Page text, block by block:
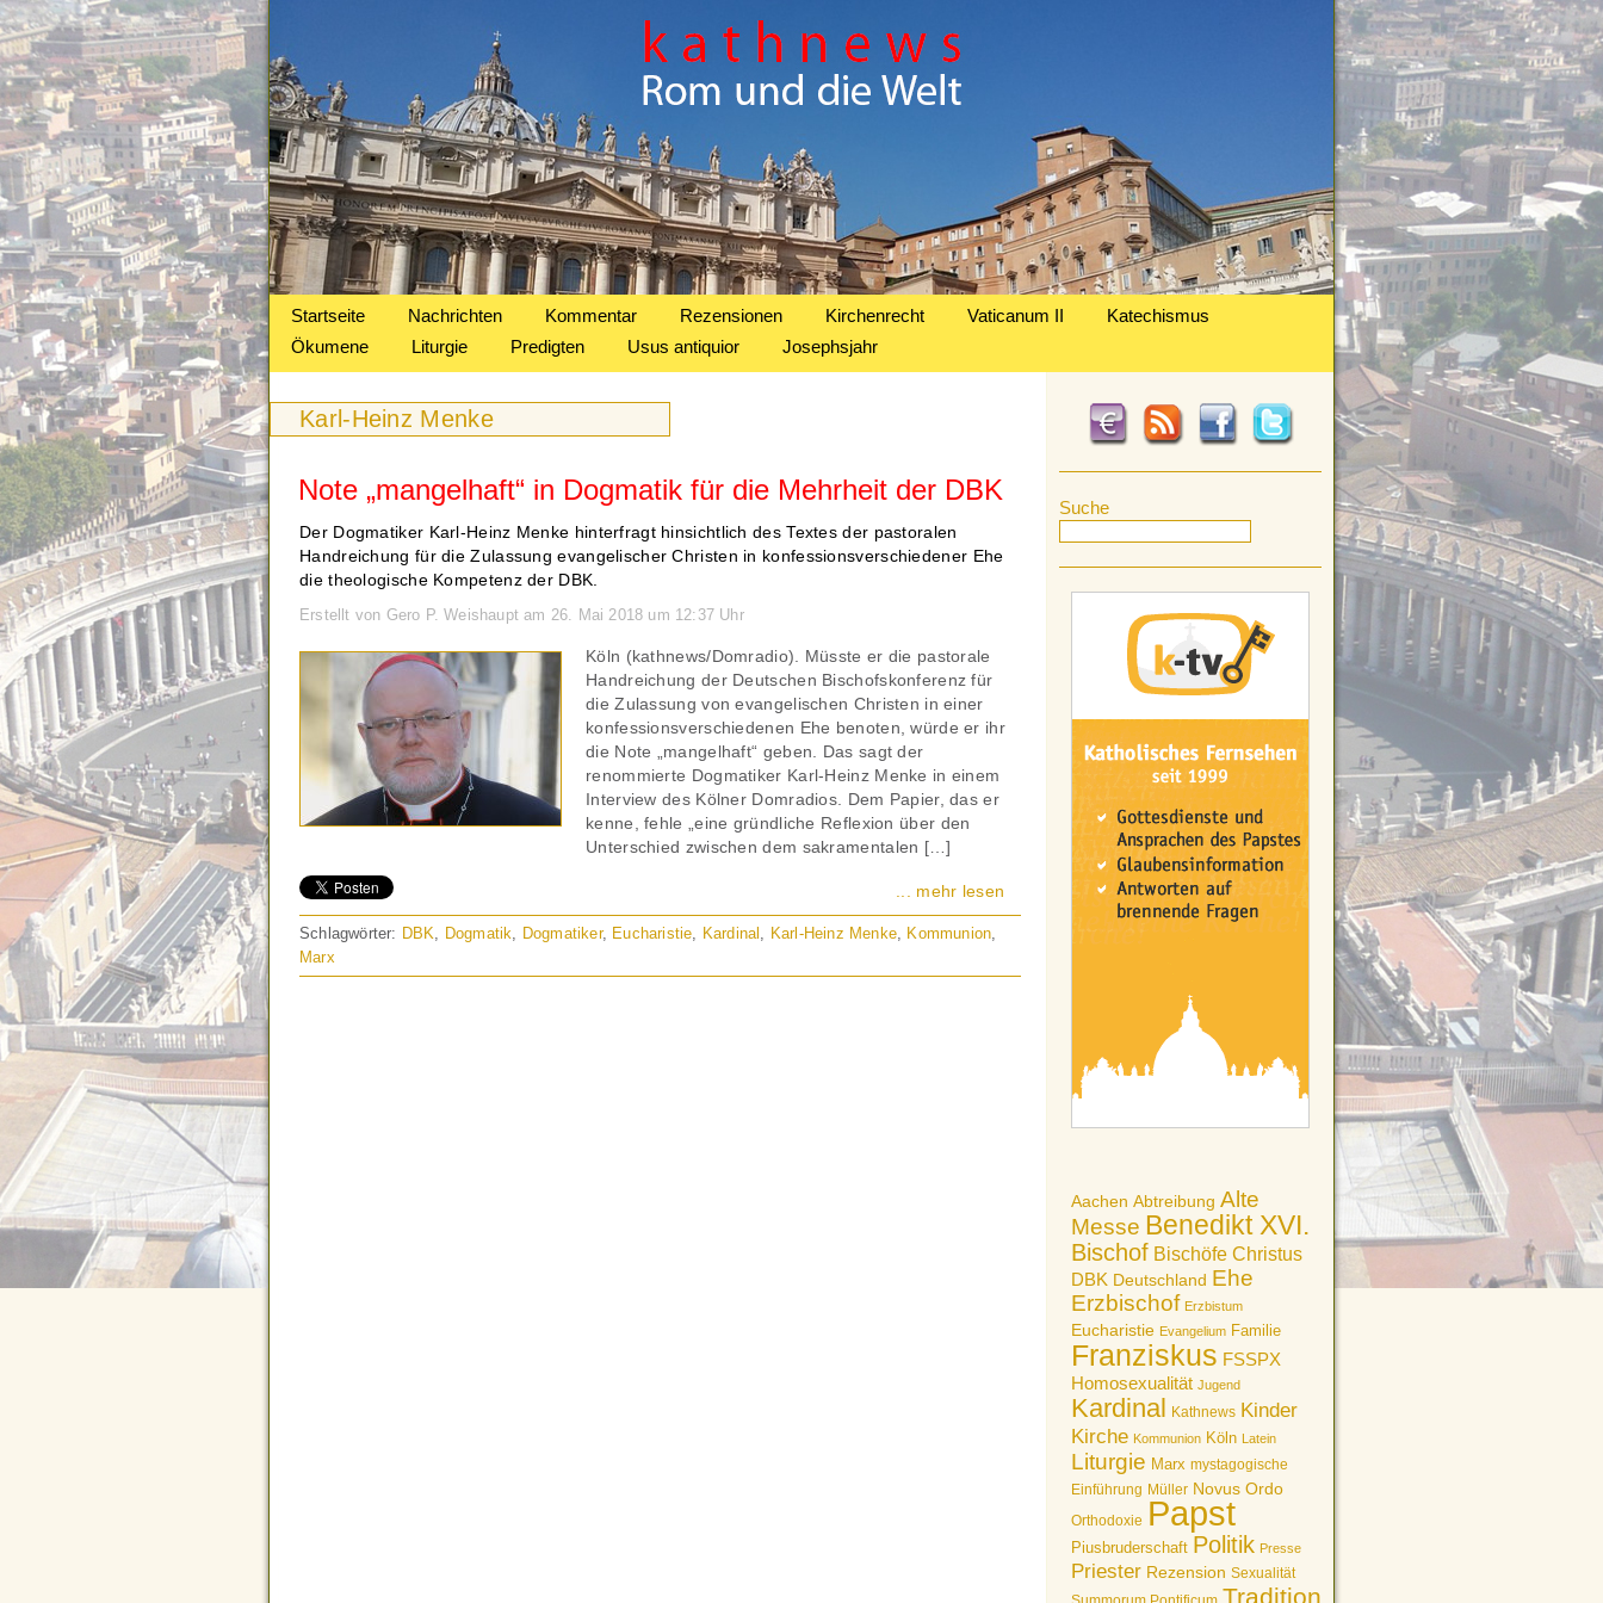
Startseite Nachrichten Kommentar Rezensionen Kirchenrecht Vaticanum II
Katechismus
Ökumene
Liturgie Predigten Usus antiquior Josephsjahr
Suche
Aachen Abtreibung Alte
Messe Benedikt XVI.
Bischof Bischöfe Christus
DBK Deutschland Ehe
Erzbischof Erzbistum
Eucharistie Evangelium Familie
Franziskus FSSPX
Homosexualität Jugend
Kardinal Kathnews Kinder
Kirche Kommunion Köln Latein
Liturgie Marx mystagogische
Einführung Müller Novus Ordo
Orthodoxie Papst
Piusbruderschaft Politik Presse
Priester Rezension Sexualität
Tradition
Karl-Heinz Menke
Note „mangelhaft“ in Dogmatik für die Mehrheit der DBK
Der Dogmatiker Karl-Heinz Menke hinterfragt hinsichtlich des Textes der pastoralen
Handreichung für die Zulassung evangelischer Christen in konfessionsverschiedener Ehe
die theologische Kompetenz der DBK.
Erstellt von Gero P. Weishaupt am 26. Mai 2018 um 12:37 Uhr
Köln (kathnews/Domradio). Müsste er die pastorale
Handreichung der Deutschen Bischofskonferenz für
die Zulassung von evangelischen Christen in einer
konfessionsverschiedenen Ehe benoten, würde er ihr
die Note „mangelhaft“ geben. Das sagt der
renommierte Dogmatiker Karl-Heinz Menke in einem
Interview des Kölner Domradios. Dem Papier, das er
kenne, fehle „eine gründliche Reflexion über den
Unterschied zwischen dem sakramentalen […]
... mehr lesen
Schlagwörter: DBK, Dogmatik, Dogmatiker, Eucharistie, Kardinal , Karl-Heinz Menke, Kommunion,
Marx